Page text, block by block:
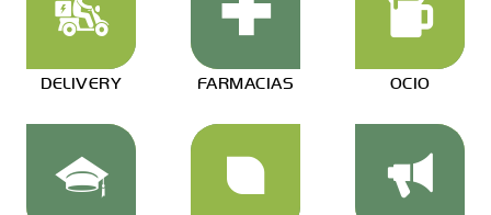
DELIVERY FARMACIAS OCIO